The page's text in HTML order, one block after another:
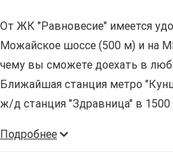
От ЖК "Равновесие" имеется
Можайское шоссе (500 м) и на
чему вы сможете доехать в
Ближайшая станция метро
ж/д станция "Здравница" в 1500
Подробнее